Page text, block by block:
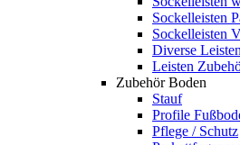
Sockelleisten
Sockelleisten
Diverse Leisten
Leisten
Zubehör Boden
Stauf
Profile
Pflege / Schutz